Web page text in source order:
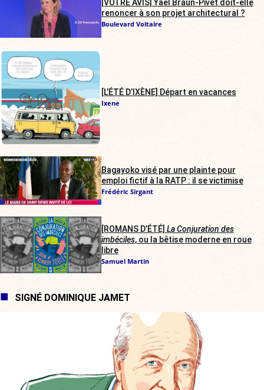
[VOTRE AVIS] Yaël Braun-Pivet doit-elle
renoncer à son projet architectural ?
Boulevard Voltaire
[L’ÉTÉ D’IXÈNE] Départ en vacances
Ixene
Bagayoko visé par une plainte pour
emploi fictif à la RATP : il se victimise
Frédéric Sirgant
[ROMANS D’ÉTÉ] La Conjuration des
imbéciles, ou la bêtise moderne en roue
libre
Samuel Martin
SIGNÉ DOMINIQUE JAMET